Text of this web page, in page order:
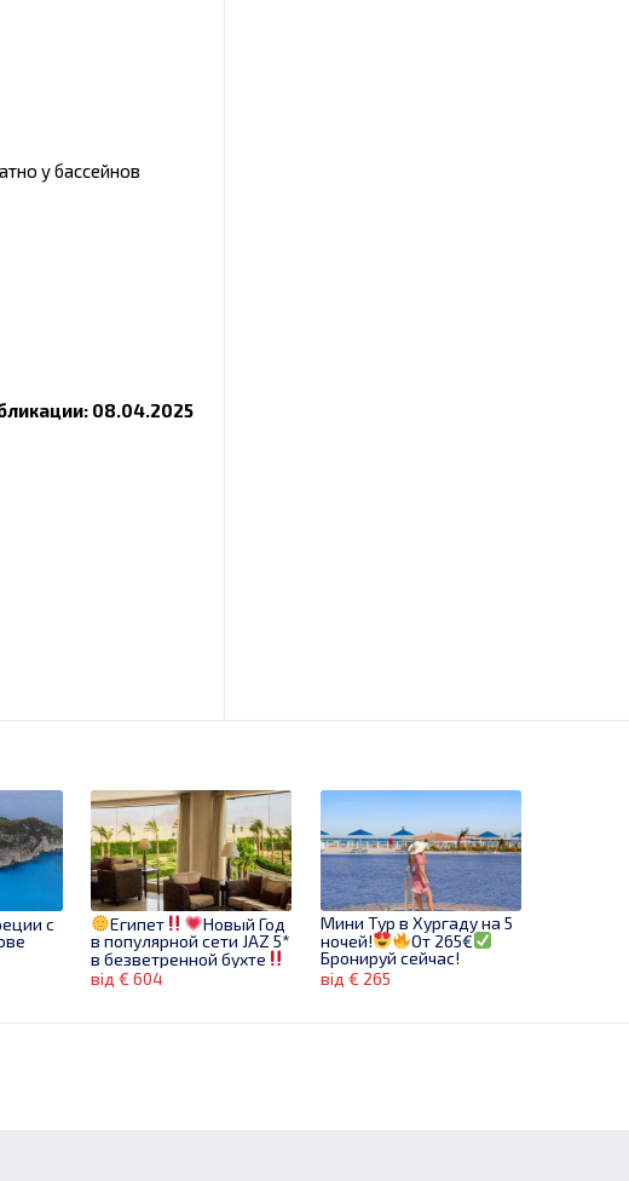
у бассейнов
08.04.2025
с
Египет
Новый Год
в популярной сети JAZ 5*
в безветренной бухте
От 604€ *Гала ужин
включен!
від € 604
Мини Тур в Хургаду на 5
ночей!
От 265€
Бронируй сейчас!
від € 265